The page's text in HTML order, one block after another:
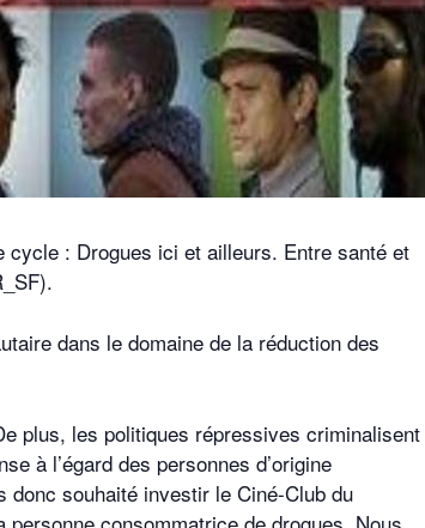
: Drogues ici et ailleurs. Entre santé et
dans le domaine de la réduction des
plus, les politiques répressives criminalisent
à l’égard des personnes d’origine
donc souhaité investir le Ciné-Club du